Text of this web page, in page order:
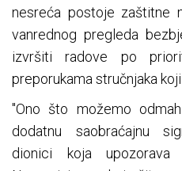
nesreća postoje zaštitne
vanrednog pregleda
izvršiti radove po
preporukama stručnjaka
"Ono što možemo
dodatnu saobraćajnu
dionici koja upozorava